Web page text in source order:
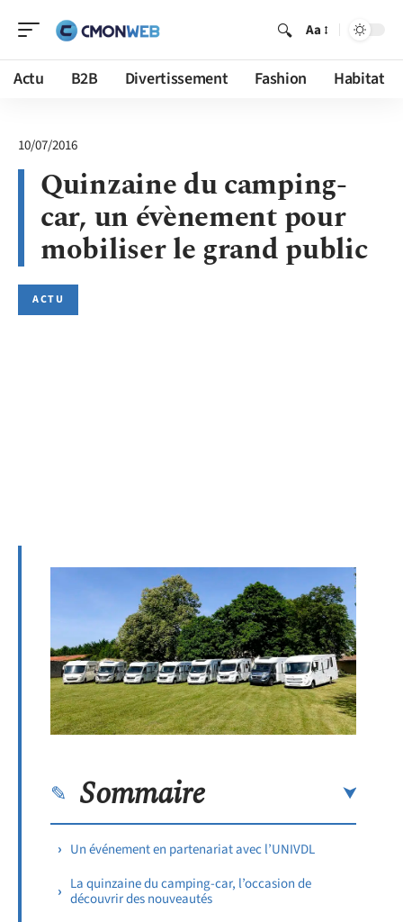
Aa
Actu B2B Divertissement Fashion Habitat
10/07/2016
Quinzaine du camping-
car, un évènement pour
mobiliser le grand public
ACTU
Sommaire
Un événement en partenariat avec l’UNIVDL
La quinzaine du camping-car, l’occasion de
découvrir des nouveautés